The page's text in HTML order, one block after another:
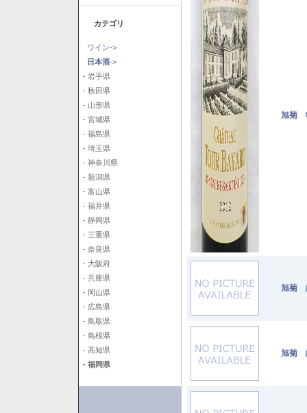
カテゴリ
ワイン->
日本酒->
- 岩手県
- 秋田県
- 山形県
- 宮城県
- 福島県
- 埼玉県
- 神奈川県
- 新潟県
- 富山県
- 福井県
- 静岡県
- 三重県
- 奈良県
- 大阪府
- 兵庫県
- 岡山県
- 広島県
- 鳥取県
- 島根県
- 高知県
- 福岡県
旭菊
旭菊
旭菊